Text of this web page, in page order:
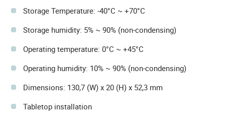
Storage Temperature: -40°C ~ +70°C
Storage humidity: 5% ~ 90% (non-condensing)
Operating temperature: 0°C ~ +45°C
Operating humidity: 10% ~ 90% (non-condensing)
Dimensions: 130,7 (W) x 20 (H) x 52,3 mm
Tabletop installation